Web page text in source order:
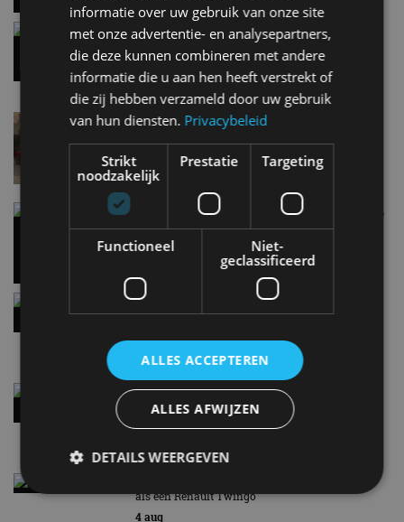
Gespot: een Chevrolet Corvette Z06
7 aug
Lamborghini Revuelto eert 60 jaar Miura met
6 aug
Carbon fibre op je laadkabel: nergens voor nodig,
en precies daarom geweldig
5 aug
Hennessey Blackbird krijgt atmosferische V8 en
handbak: soms is eenvoud leuker
Audi A2 e-Tron mikt op verbruik van 12,8 kWh
per 100 kilometer
4 aug
als een Renault Twingo
4 aug
informatie over uw gebruik van onze site
met onze advertentie- en analysepartners,
die deze kunnen combineren met andere
informatie die u aan hen heeft verstrekt of
die zij hebben verzameld door uw gebruik
van hun diensten. Privacybeleid
Strikt
noodzakelijk
Prestatie Targeting
Functioneel
Niet-
geclassificeerd
ALLES ACCEPTEREN
ALLES AFWIJZEN
DETAILS WEERGEVEN